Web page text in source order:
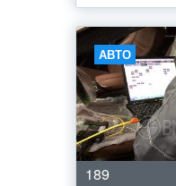
АВТО
189